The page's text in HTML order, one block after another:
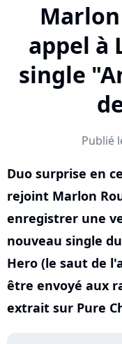
appel à
single
Publié
Duo surprise en
rejoint Marlon
enregistrer une
nouveau single
Hero (le saut de
être envoyé aux
extrait sur Pure